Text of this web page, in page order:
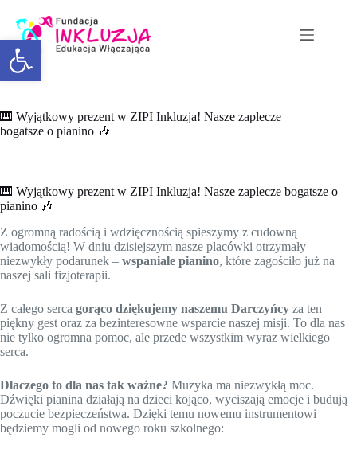
🎹 Wyjątkowy prezent w ZIPI Inkluzja! Nasze zaplecze
bogatsze o pianino 🎶
🎹 Wyjątkowy prezent w ZIPI Inkluzja! Nasze zaplecze bogatsze o
pianino 🎶
Z ogromną radością i wdzięcznością spieszymy z cudowną
wiadomością! W dniu dzisiejszym nasze placówki otrzymały
niezwykły podarunek – wspaniałe pianino, które zagościło już na
naszej sali fizjoterapii.
Z całego serca gorąco dziękujemy naszemu Darczyńcy za ten
piękny gest oraz za bezinteresowne wsparcie naszej misji. To dla nas
nie tylko ogromna pomoc, ale przede wszystkim wyraz wielkiego
serca.
Dlaczego to dla nas tak ważne? Muzyka ma niezwykłą moc.
Dźwięki pianina działają na dzieci kojąco, wyciszają emocje i budują
poczucie bezpieczeństwa. Dzięki temu nowemu instrumentowi
będziemy mogli od nowego roku szkolnego:
Otwórz pasek narzędzi